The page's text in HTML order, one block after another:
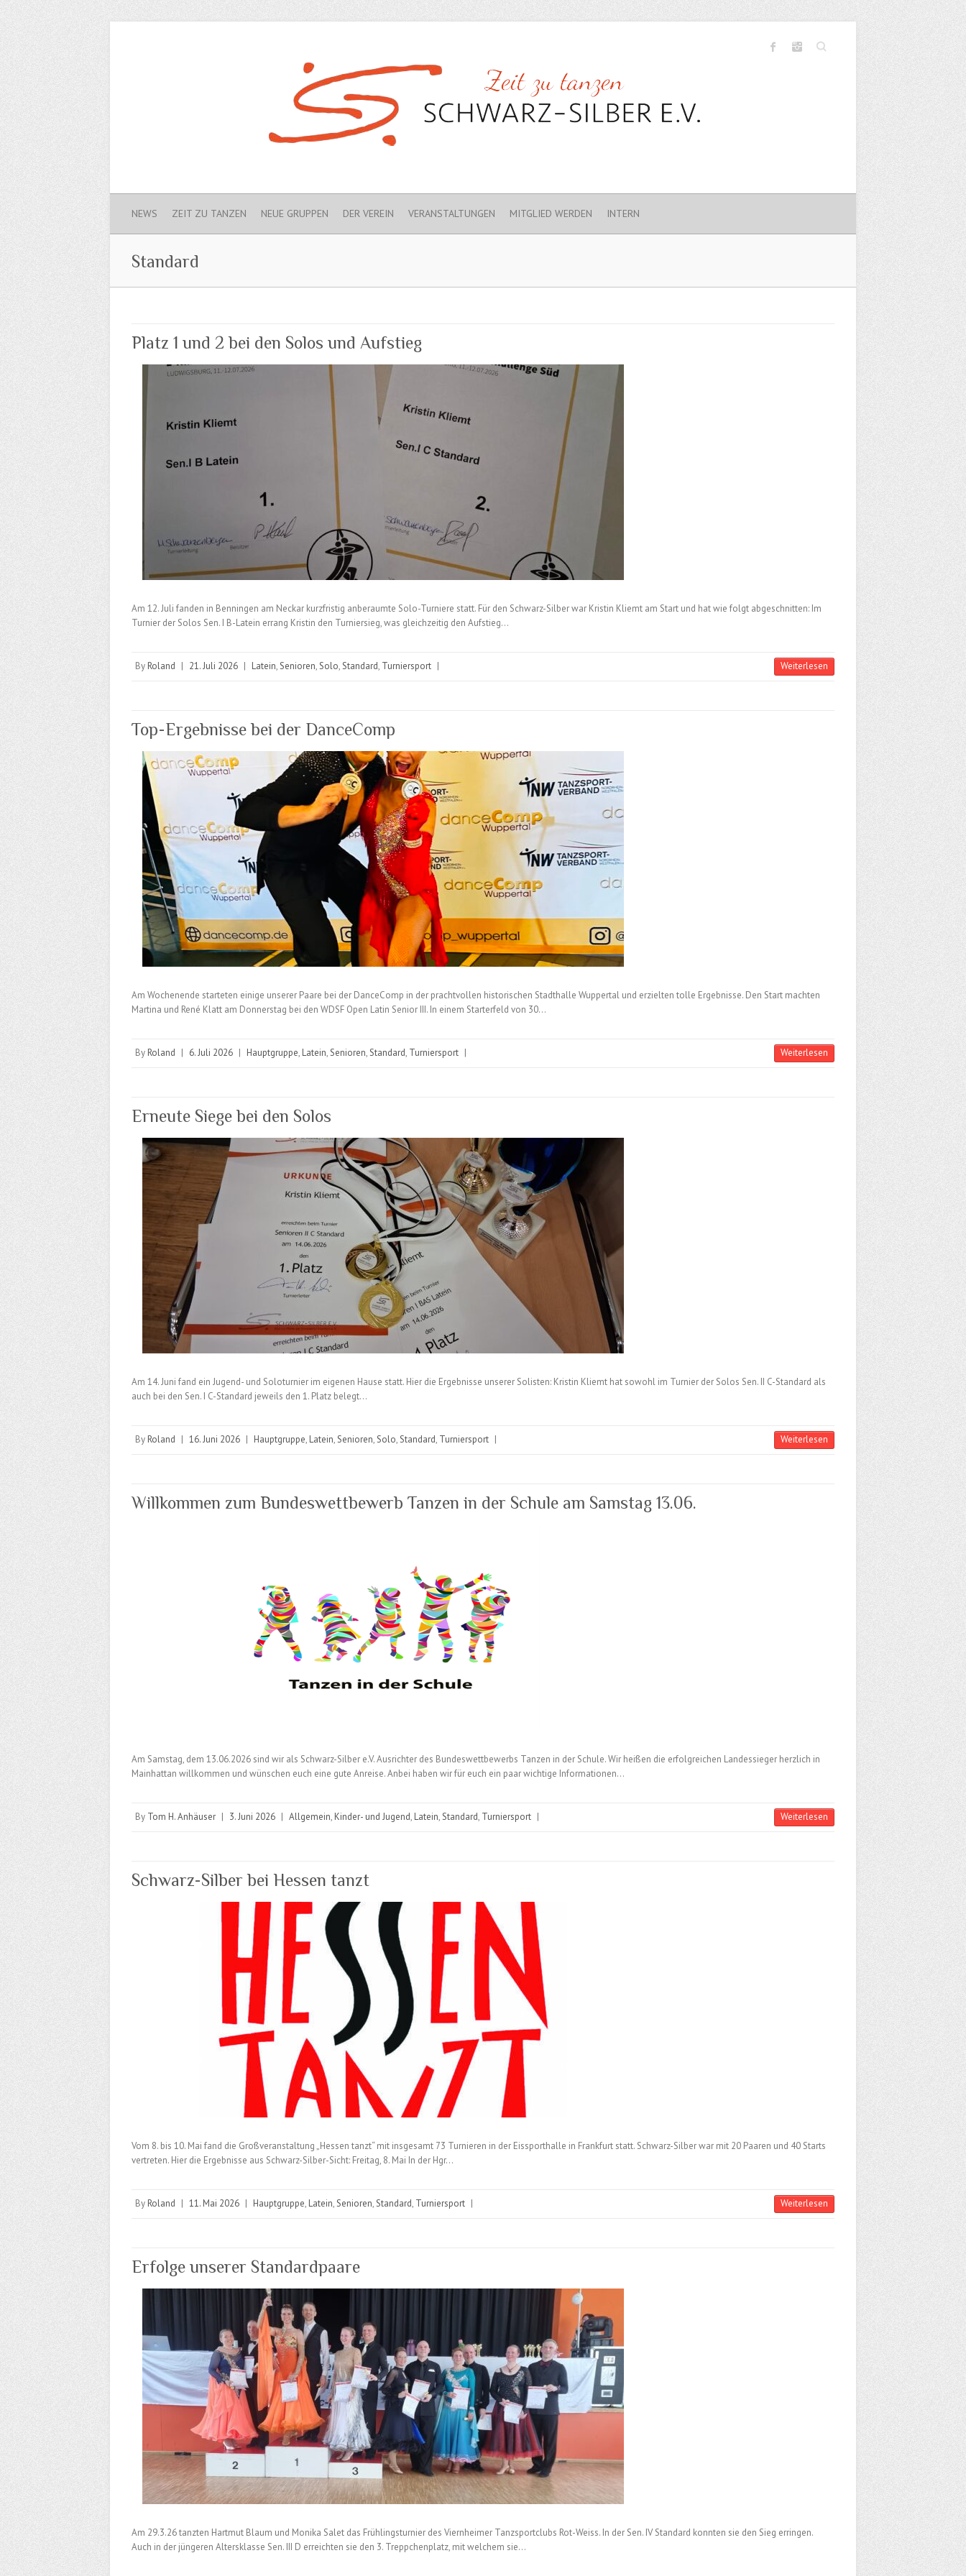
Search
NEWS ZEIT ZU TANZEN NEUE GRUPPEN DER VEREIN VERANSTALTUNGEN MITGLIED WERDEN INTERN
Standard
Platz 1 und 2 bei den Solos und Aufstieg
Am 12. Juli fanden in Benningen am Neckar kurzfristig anberaumte Solo-Turniere statt. Für den Schwarz-Silber war Kristin Kliemt am Start und hat wie folgt abgeschnitten: Im
Turnier der Solos Sen. I B-Latein errang Kristin den Turniersieg, was gleichzeitig den Aufstieg…
By Roland | 21. Juli 2026 | Latein,Senioren,Solo,Standard, Turniersport | Weiterlesen
Top-Ergebnisse bei der DanceComp
Am Wochenende starteten einige unserer Paare bei der DanceComp in der prachtvollen historischen Stadthalle Wuppertal und erzielten tolle Ergebnisse. Den Start machten
Martina und René Klatt am Donnerstag bei den WDSF Open Latin Senior III. In einem Starterfeld von 30…
By Roland | 6. Juli 2026 | Hauptgruppe, Latein,Senioren,Standard, Turniersport | Weiterlesen
Erneute Siege bei den Solos
Am 14. Juni fand ein Jugend- und Soloturnier im eigenen Hause statt. Hier die Ergebnisse unserer Solisten: Kristin Kliemt hat sowohl im Turnier der Solos Sen. II C-Standard als
auch bei den Sen. I C-Standard jeweils den 1. Platz belegt…
By Roland | 16. Juni 2026 | Hauptgruppe, Latein,Senioren,Solo,Standard, Turniersport | Weiterlesen
Willkommen zum Bundeswettbewerb Tanzen in der Schule am Samstag 13.06.
Am Samstag, dem 13.06.2026 sind wir als Schwarz-Silber e.V. Ausrichter des Bundeswettbewerbs Tanzen in der Schule. Wir heißen die erfolgreichen Landessieger herzlich in
Mainhattan willkommen und wünschen euch eine gute Anreise. Anbei haben wir für euch ein paar wichtige Informationen…
By Tom H. Anhäuser | 3. Juni 2026 | Allgemein, Kinder- und Jugend, Latein,Standard, Turniersport | Weiterlesen
Schwarz-Silber bei Hessen tanzt
Vom 8. bis 10. Mai fand die Großveranstaltung „Hessen tanzt“ mit insgesamt 73 Turnieren in der Eissporthalle in Frankfurt statt. Schwarz-Silber war mit 20 Paaren und 40 Starts
vertreten. Hier die Ergebnisse aus Schwarz-Silber-Sicht: Freitag, 8. Mai In der Hgr…
By Roland | 11. Mai 2026 | Hauptgruppe, Latein,Senioren,Standard, Turniersport | Weiterlesen
Erfolge unserer Standardpaare
Am 29.3.26 tanzten Hartmut Blaum und Monika Salet das Frühlingsturnier des Viernheimer Tanzsportclubs Rot-Weiss. In der Sen. IV Standard konnten sie den Sieg erringen.
Auch in der jüngeren Altersklasse Sen. III D erreichten sie den 3. Treppchenplatz, mit welchem sie…